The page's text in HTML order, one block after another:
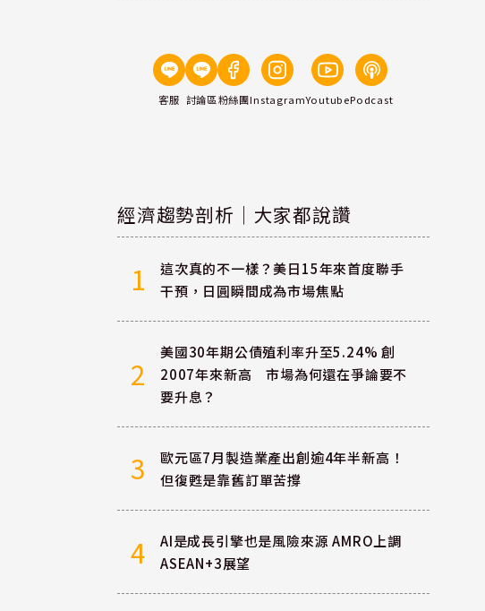
客服 討論區粉絲團InstagramYoutubePodcast
經濟趨勢剖析｜大家都說讚
1
這次真的不一樣？美日15年來首度聯手
干預，日圓瞬間成為市場焦點
2
美國30年期公債殖利率升至5.24% 創
2007年來新高 市場為何還在爭論要不
要升息？
3
歐元區7月製造業產出創逾4年半新高！
但復甦是靠舊訂單苦撐
4
AI是成長引擎也是風險來源 AMRO上調
ASEAN+3展望